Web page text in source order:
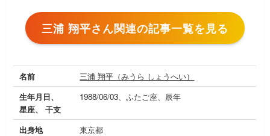
三浦 翔平さん関連の記事一覧を見る
名前
三浦 翔平（みうら しょうへい）
生年月日、
星座、 干支
1988/06/03、ふたご座、辰年
出身地
東京都